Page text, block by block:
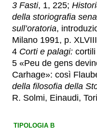
3 Fasti, 1, 225;
della storiografia
sull’oratoria,
Milano 1991, p.
4 Corti e palagi:
5 «Peu de gens
Carhage»: così
della filosofia della
R. Solmi, Einaudi,
TIPOLOGIA B